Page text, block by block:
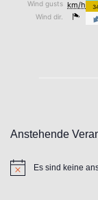
Anstehende
HinweisEs sind keine